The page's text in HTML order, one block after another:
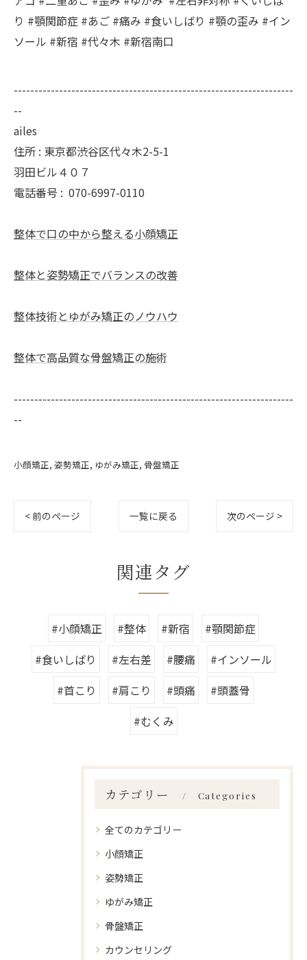
り #顎関節症 #あご #痛み #食いしばり #顎の歪み #イン
ソール #新宿 #代々木 #新宿南口
--------------------------------------------------------------------
--
ailes
住所 : 東京都渋谷区代々木2-5-1
羽田ビル４０７
電話番号 : 070-6997-0110
整体で口の中から整える小顔矯正
整体と姿勢矯正でバランスの改善
整体技術とゆがみ矯正のノウハウ
整体で高品質な骨盤矯正の施術
--------------------------------------------------------------------
--
小顔矯正 姿勢矯正 ゆがみ矯正 骨盤矯正
< 前のページ 一覧に戻る 次のページ >
関連タグ
#小顔矯正 #整体 #新宿
#顎関節症
#食いしばり
#左右差 #腰痛
#インソール
#首こり
#肩こり #頭痛
#頭蓋骨
#むくみ
カテゴリー Categories
全てのカテゴリー
小顔矯正
姿勢矯正
ゆがみ矯正
骨盤矯正
カウンセリング